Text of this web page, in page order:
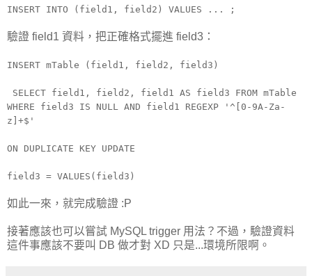
INSERT INTO (field1, field2) VALUES ... ;
驗證 field1 資料，把正確格式擺進 field3：
INSERT mTable (field1, field2, field3)
SELECT field1, field2, field1 AS field3 FROM mTable
WHERE field3 IS NULL AND field1 REGEXP '^[0-9A-Za-
z]+$'
ON DUPLICATE KEY UPDATE
field3 = VALUES(field3)
如此一來，就完成驗證 :P
接著應該也可以嘗試 MySQL trigger 用法？不過，驗證資料
這件事應該不要叫 DB 做才對 XD 只是...環境所限啊。